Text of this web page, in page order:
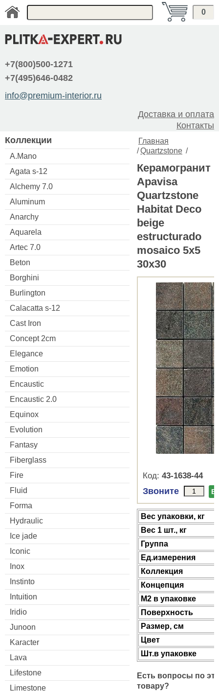
0
+7(800)500-1271
+7(495)646-0482
info@premium-interior.ru
Доставка и оплата
Контакты
Коллекции
A.Mano
Agata s-12
Alchemy 7.0
Aluminum
Anarchy
Aquarela
Artec 7.0
Beton
Borghini
Burlington
Calacatta s-12
Cast Iron
Concept 2cm
Elegance
Emotion
Encaustic
Encaustic 2.0
Equinox
Evolution
Fantasy
Fiberglass
Fire
Fluid
Forma
Hydraulic
Ice jade
Iconic
Inox
Instinto
Intuition
Iridio
Junoon
Karacter
Lava
Lifestone
Limestone
Главная
/Quartzstone /
Керамогранит
Apavisa
Quartzstone
Habitat Deco
beige
estructurado
mosaico 5x5
30x30
Код: 43-1638-44
Звоните В
Веc упаковки, кг
Вес 1 шт., кг
Группа
Ед.измерения
Коллекция
Концепция
М2 в упаковке
Поверхность
Размер, см
Цвет
Шт.в упаковке
Есть вопросы по
товару?